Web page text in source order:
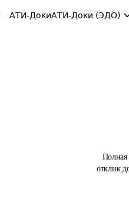
АТИ-ДокиАТИ-Доки (ЭДО)
Полная
отклик